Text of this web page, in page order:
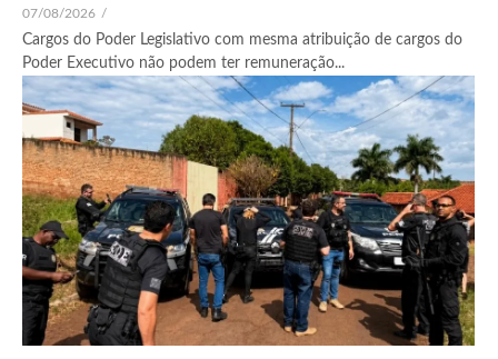
07/08/2026 /
Cargos do Poder Legislativo com mesma atribuição de cargos do
Poder Executivo não podem ter remuneração...